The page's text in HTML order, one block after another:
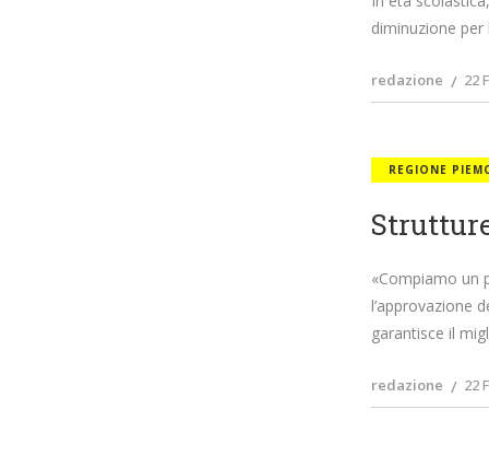
diminuzione
redazione 22
REGIONE
«Compiamo un
l’approvazione
garantisce il
redazione 22